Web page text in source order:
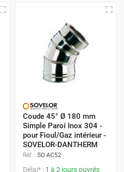
Coude 45° Ø 180 mm
Simple Paroi Inox 304 -
pour Fioul/Gaz intérieur -
SOVELOR-DANTHERM
Réf. : SO AC52
Délai* : 1 à 2 jours ouvrés